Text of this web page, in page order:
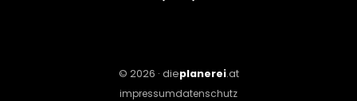
© 2026 · dieplanerei.at
impressumdatenschutz